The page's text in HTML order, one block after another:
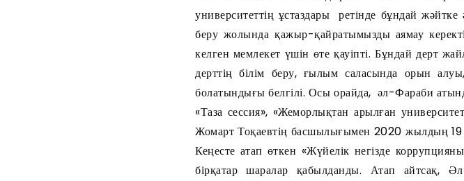
университеттің ұстаздары ретінде бұндай
беру жолында қажыр-қайратымызды аямау
келген мемлекет үшін өте қауіпті. Бұндай дерт
дерттің білім беру, ғылым саласында орын
болатындығы белгілі. Осы орайда, әл-Фараби
«Таза сессия», «Жеморлықтан арылған
Жомарт Тоқаевтің басшылығымен 2020 жылдың 19
Кеңесте атап өткен «Жүйелік негізде
бірқатар шаралар қабылданды. Атап айтсақ,